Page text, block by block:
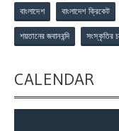
বাংলাদেশ বাংলাদেশ ক্রিকেট
শয়তানের জবানবন্দি সংস্কৃতির
CALENDAR